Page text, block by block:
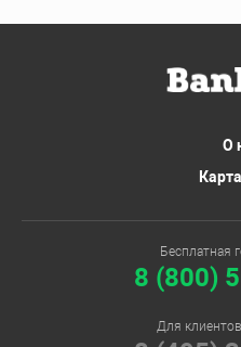
О
Бесплатная
8 (800)
Для